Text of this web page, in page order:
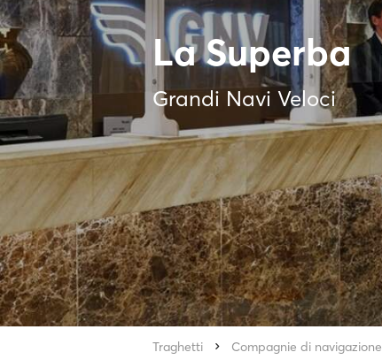
La Superba
Grandi Navi Veloci
Traghetti Compagnie di navigazione